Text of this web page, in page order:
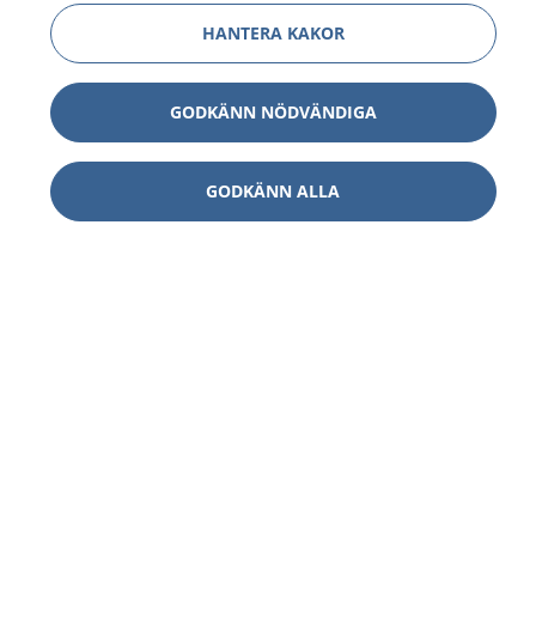
HANTERA KAKOR
GODKÄNN NÖDVÄNDIGA
GODKÄNN ALLA